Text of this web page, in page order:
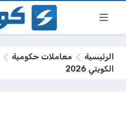
الرئيسية معاملات حكومية
الكويتي 2026